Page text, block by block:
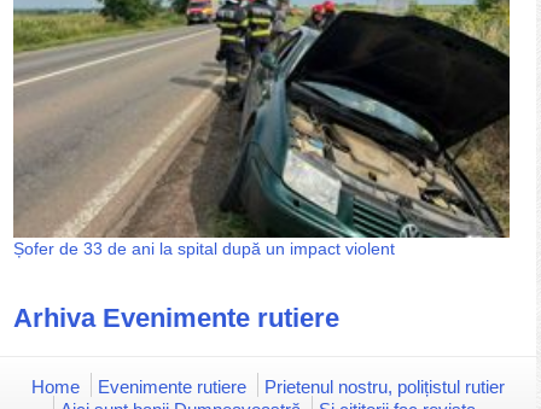
Șofer de 33 de ani la spital după un impact violent
Arhiva Evenimente rutiere
Home Evenimente rutiere
Prietenul nostru, polițistul rutier